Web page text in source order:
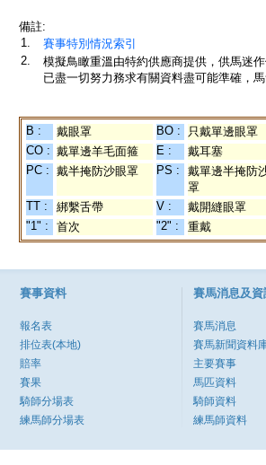
備註:
1.
賽事特別情況索引
2.
模擬鳥瞰重溫由特約供應商提供，供馬迷
已盡一切努力務求有關資料盡可能準確，
B : 戴眼罩 BO : 只戴單邊眼罩
CO : 戴單邊羊毛面箍 E : 戴耳塞
PC : 戴半掩防沙眼罩 PS :
戴單邊半掩防
罩
TT : 綁繫舌帶 V : 戴開縫眼罩
"1" :
首次 "2" : 重戴
賽事資料
報名表
排位表(本地)
賠率
賽果
騎師分場表
練馬師分場表
賽馬消息及資
賽馬消息
賽馬新聞資料
主要賽事
馬匹資料
騎師資料
練馬師資料